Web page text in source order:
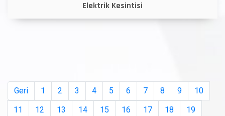
Elektrik Kesintisi
Geri 1 2 3 4 5 6 7 8 9
10
11
12 13 14 15 16 17 18
19